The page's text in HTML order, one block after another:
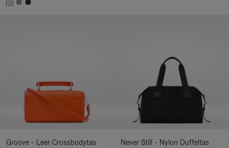
Groove - Leer Crossbodytas
Never Still - Nylon Duffeltas